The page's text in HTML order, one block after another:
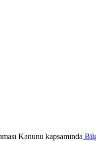
Kanunu kapsamında